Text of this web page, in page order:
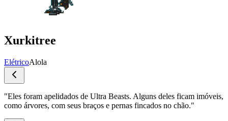
Xurkitree
ElétricoAlola
"Eles foram apelidados de Ultra Beasts. Alguns deles ficam imóveis,
como árvores, com seus braços e pernas fincados no chão."